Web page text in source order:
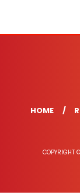
HOME
COPYRIGHT